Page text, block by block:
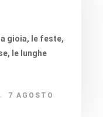
gioia, le feste,
le lunghe
7 AGOSTO